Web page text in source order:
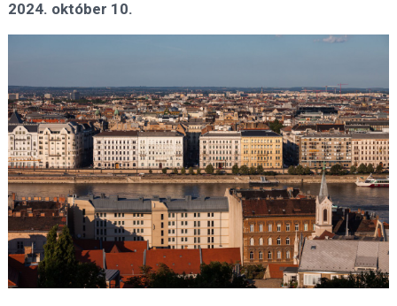
2024. október 10.